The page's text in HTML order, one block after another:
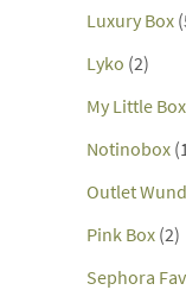
Luxury Box
Lyko (2)
My Little Box
Notinobox
Outlet
Pink Box (2)
Sephora